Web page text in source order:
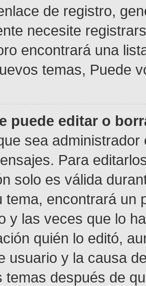
de registro,
necesite
encontrará una
temas, Puede
puede editar o
sea
Para
solo es válida
tema, encontrará un
y las veces que lo
quién lo editó,
usuario y la causa
temas después de